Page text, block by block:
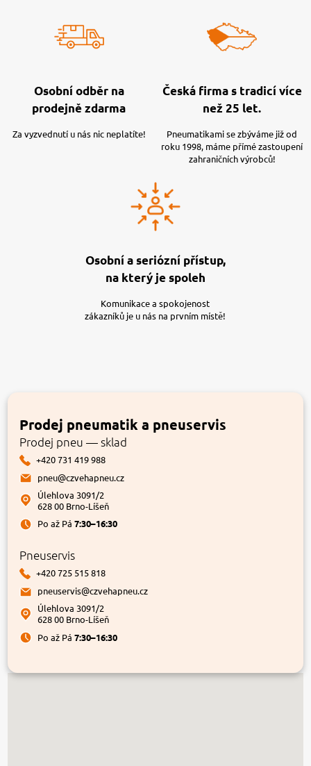
Osobní odběr na
prodejně zdarma
Za vyzvednutí u nás nic neplatíte!
Česká firma s tradicí více
než 25 let.
Pneumatikami se zbýváme již od
roku 1998, máme přímé zastoupení
zahraničních výrobců!
Osobní a seriózní přístup,
na který je spoleh
Komunikace a spokojenost
zákazníků je u nás na prvním místě!
Prodej pneumatik a pneuservis
Prodej pneu — sklad
+420 731 419 988
pneu@czvehapneu.cz
Úlehlova 3091/2
628 00 Brno-Líšeň
Po až Pá7:30–16:30
Pneuservis
+420 725 515 818
pneuservis@czvehapneu.cz
Úlehlova 3091/2
628 00 Brno-Líšeň
Po až Pá7:30–16:30